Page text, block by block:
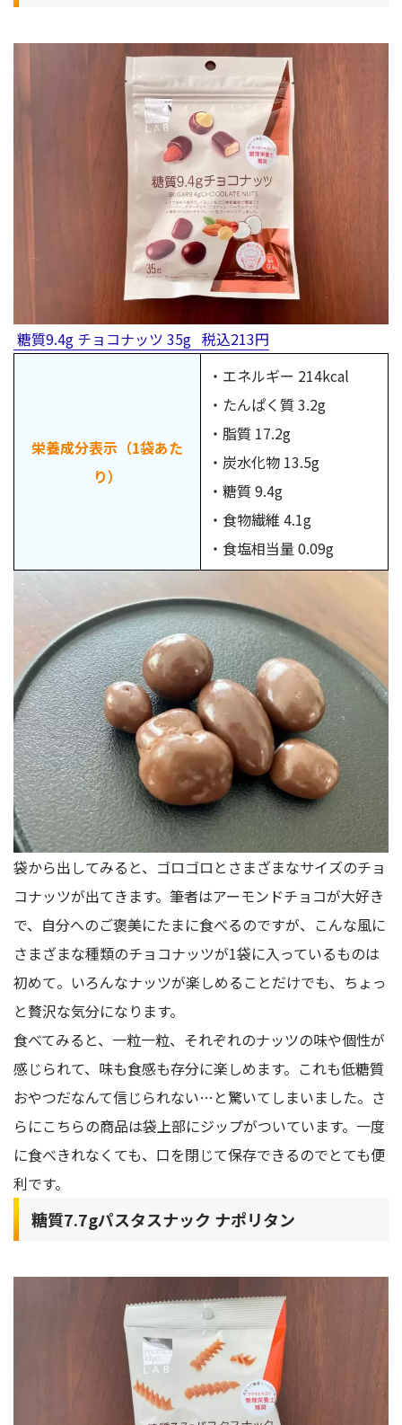
糖質9.4g チョコナッツ 35g 税込213円
栄養成分表示（1袋あた
り）
・エネルギー 214kcal
・たんぱく質 3.2g
・脂質 17.2g
・炭水化物 13.5g
・糖質 9.4g
・食物繊維 4.1g
・食塩相当量 0.09g
袋から出してみると、ゴロゴロとさまざまなサイズのチョ
コナッツが出てきます。筆者はアーモンドチョコが大好き
で、自分へのご褒美にたまに食べるのですが、こんな風に
さまざまな種類のチョコナッツが1袋に入っているものは
初めて。いろんなナッツが楽しめることだけでも、ちょっ
と贅沢な気分になります。
食べてみると、一粒一粒、それぞれのナッツの味や個性が
感じられて、味も食感も存分に楽しめます。これも低糖質
おやつだなんて信じられない…と驚いてしまいました。さ
らにこちらの商品は袋上部にジップがついています。一度
に食べきれなくても、口を閉じて保存できるのでとても便
利です。
糖質7.7gパスタスナック ナポリタン